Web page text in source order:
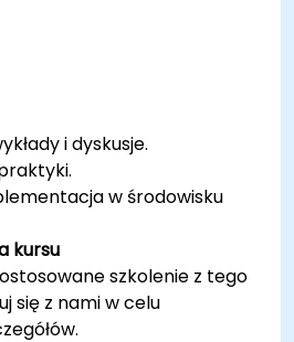
i dyskusje.
w środowisku
kursu
szkolenie z tego
się z nami w celu